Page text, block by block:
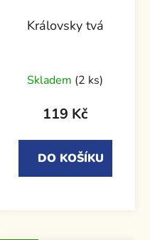
Královsky tvá
Skladem (2 ks)
119 Kč
DO KOŠÍKU